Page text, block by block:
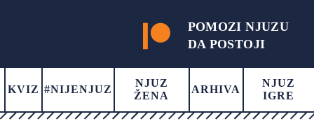
POMOZI NJUZU
DA POSTOJI
KVIZ #NIJENJUZ
NJUZ
ŽENA
ARHIVA
NJUZ
IGRE